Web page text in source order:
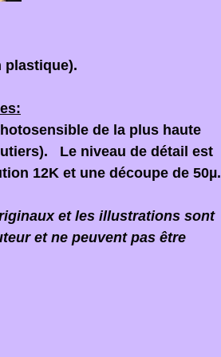
plastique).
de la plus haute
Le niveau de détail est
12K et une découpe de 50µ.
et les illustrations sont
et ne peuvent pas être